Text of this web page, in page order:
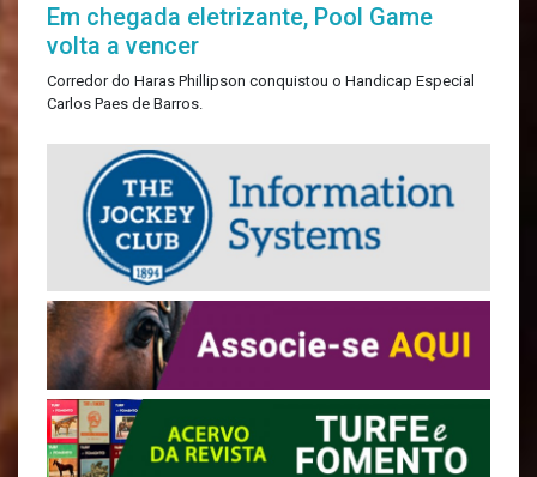
Em chegada eletrizante, Pool Game
volta a vencer
Corredor do Haras Phillipson conquistou o Handicap Especial
Carlos Paes de Barros.